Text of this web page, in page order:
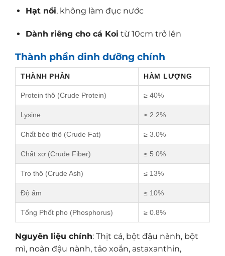
Hạt nổi, không làm đục nước
Dành riêng cho cá Koi từ 10cm trở lên
Thành phần dinh dưỡng chính
THÀNH PHẦN HÀM LƯỢNG
Protein thô (Crude Protein) ≥ 40%
Lysine ≥ 2.2%
Chất béo thô (Crude Fat) ≥ 3.0%
Chất xơ (Crude Fiber) ≤ 5.0%
Tro thô (Crude Ash) ≤ 13%
Độ ẩm ≤ 10%
Tổng Phốt pho (Phosphorus) ≥ 0.8%
Nguyên liệu chính: Thịt cá, bột đậu nành, bột
mì, noãn đậu nành, tảo xoắn, astaxanthin,